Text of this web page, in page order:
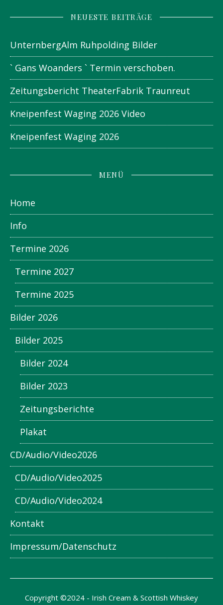
NEUESTE BEITRÄGE
UnternbergAlm Ruhpolding Bilder
` Gans Woanders ` Termin verschoben.
Zeitungsbericht TheaterFabrik Traunreut
Kneipenfest Waging 2026 Video
Kneipenfest Waging 2026
MENÜ
Home
Info
Termine 2026
Termine 2027
Termine 2025
Bilder 2026
Bilder 2025
Bilder 2024
Bilder 2023
Zeitungsberichte
Plakat
CD/Audio/Video2026
CD/Audio/Video2025
CD/Audio/Video2024
Kontakt
Impressum/Datenschutz
Copyright ©2024 - Irish Cream & Scottish Whiskey